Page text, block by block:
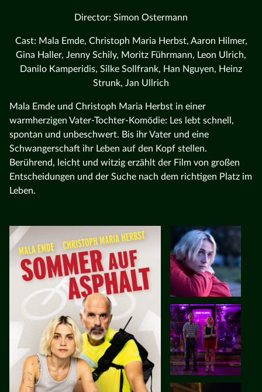
Director: Simon Ostermann
Cast: Mala Emde, Christoph Maria Herbst, Aaron Hilmer,
Gina Haller, Jenny Schily, Moritz Führmann, Leon Ulrich,
Danilo Kamperidis, Silke Sollfrank, Han Nguyen, Heinz
Strunk, Jan Ullrich
Mala Emde und Christoph Maria Herbst in einer
warmherzigen Vater-Tochter-Komödie: Les lebt schnell,
spontan und unbeschwert. Bis ihr Vater und eine
Schwangerschaft ihr Leben auf den Kopf stellen.
Berührend, leicht und witzig erzählt der Film von großen
Entscheidungen und der Suche nach dem richtigen Platz im
Leben.